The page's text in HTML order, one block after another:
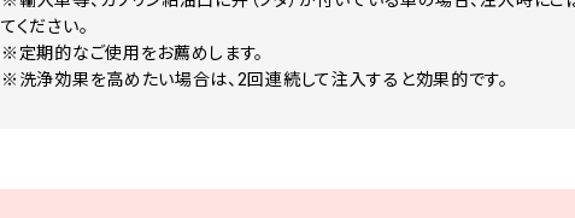
てください。
※定期的なご使用をお薦めします。
※洗浄効果を高めたい場合は、2回連続して注入すると効果的です。